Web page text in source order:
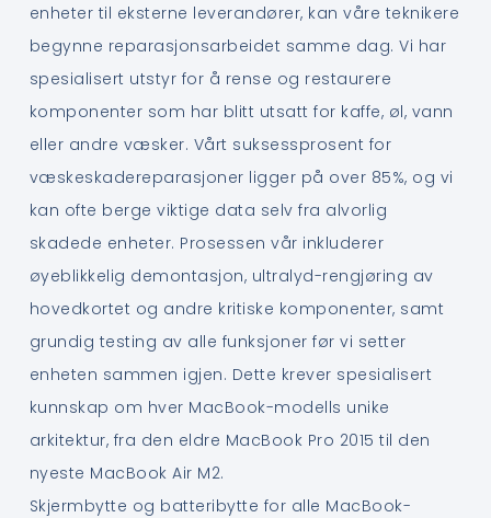
enheter til eksterne leverandører, kan våre teknikere
begynne reparasjonsarbeidet samme dag. Vi har
spesialisert utstyr for å rense og restaurere
komponenter som har blitt utsatt for kaffe, øl, vann
eller andre væsker. Vårt suksessprosent for
væskeskadereparasjoner ligger på over 85%, og vi
kan ofte berge viktige data selv fra alvorlig
skadede enheter. Prosessen vår inkluderer
øyeblikkelig demontasjon, ultralyd-rengjøring av
hovedkortet og andre kritiske komponenter, samt
grundig testing av alle funksjoner før vi setter
enheten sammen igjen. Dette krever spesialisert
kunnskap om hver MacBook-modells unike
arkitektur, fra den eldre MacBook Pro 2015 til den
nyeste MacBook Air M2.
Skjermbytte og batteribytte for alle MacBook-